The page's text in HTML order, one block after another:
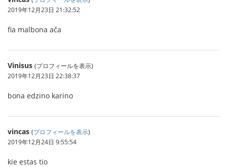
2019年12月23日 21:32:52
fia malbona ača
Vinisus (プロフィールを表示)
2019年12月23日 22:38:37
bona edzino karino
vincas (プロフィールを表示)
2019年12月24日 9:55:54
kie estas tio